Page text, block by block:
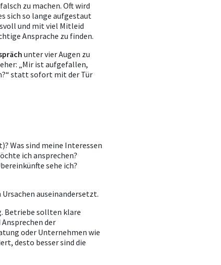
zu machen. Oft wird
sich so lange aufgestaut
und mit viel Mitleid
Ansprache zu finden.
unter vier Augen zu
„Mir ist aufgefallen,
statt sofort mit der Tür
Was sind meine Interessen
ich ansprechen?
sehe ich?
auseinandersetzt.
Betriebe sollten klare
der
oder Unternehmen wie
desto besser sind die